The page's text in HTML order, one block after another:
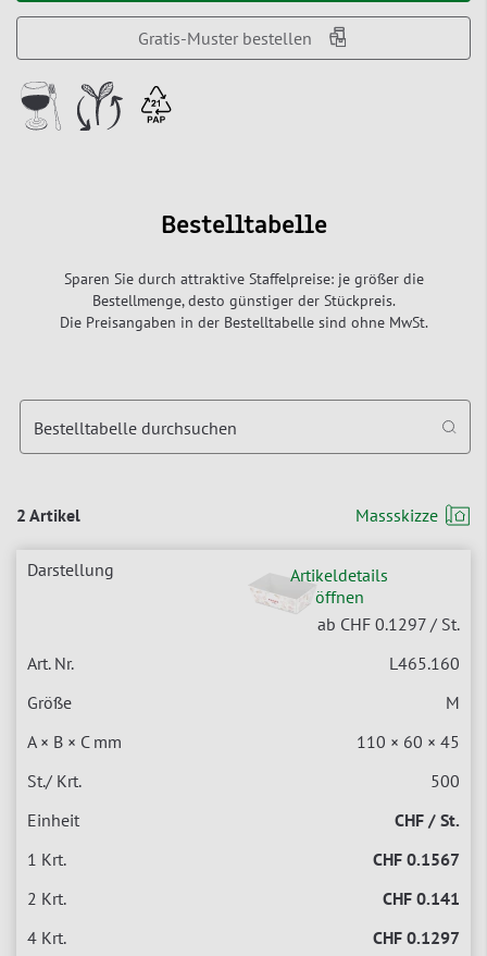
Gratis-Muster bestellen
Bestelltabelle
Sparen Sie durch attraktive Staffelpreise: je größer die
Bestellmenge, desto günstiger der Stückpreis.
Die Preisangaben in der Bestelltabelle sind ohne MwSt.
2 Artikel Massskizze
Bestelltabelle durchsuchen
Artikeldetails
öffnen
ab CHF 0.1297 / St.
L465.160
M
110 × 60 × 45
500
CHF / St.
CHF 0.1567
CHF 0.141
CHF 0.1297